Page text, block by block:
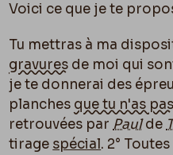
Voici ce que je te
Tu mettras à ma
gravures de moi qui
je te donnerai des
planches que tu n'as pas
retrouvées par Paulde
tirage spécial. 2°